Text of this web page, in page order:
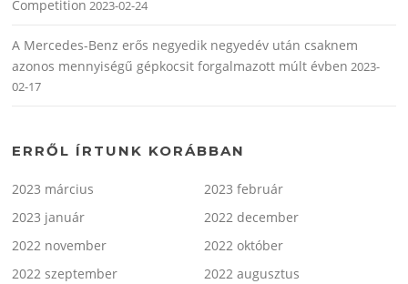
Competition 2023-02-24
A Mercedes-Benz erős negyedik negyedév után csaknem
azonos mennyiségű gépkocsit forgalmazott múlt évben 2023-
02-17
ERRŐL ÍRTUNK KORÁBBAN
2023 március
2023 február
2023 január
2022 december
2022 november
2022 október
2022 szeptember
2022 augusztus